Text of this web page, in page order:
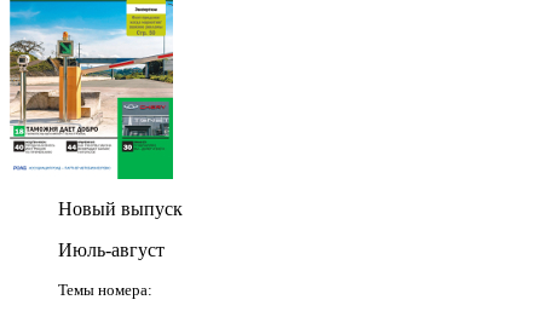
Новый выпуск
Июль-август
Темы номера: